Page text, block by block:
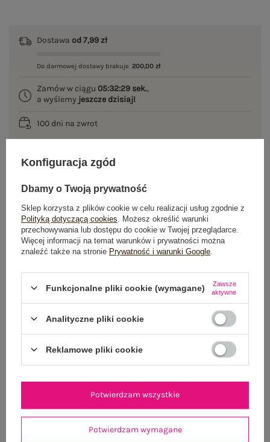
Dostawa od 7,99 zł
Do darmowej dostawy brakuje 200,00 zł
Zamów w ciągu 05:32:29 sek.,
a wyślemy jeszcze dzisiaj!
100 dni na zwrot
GŁÓWNE PARAMETRY
OPINIE O PRODUKCIE (1)
ZWROTY I REKLAMACJE
OSTATNIO OGLĄDANE
Zobacz wszystko
Konfiguracja zgód
Dbamy o Twoją prywatność
Sklep korzysta z plików cookie w celu realizacji usług zgodnie z
Polityką dotyczącą cookies . Możesz określić warunki
przechowywania lub dostępu do cookie w Twojej przeglądarce.
Więcej informacji na temat warunków i prywatności można
znaleźć także na stronie Prywatność i warunki Google
Funkcjonalne pliki cookie (wymagane)
Zawsze
aktywne
Analityczne pliki cookie
Reklamowe pliki cookie
Potwierdzam wymagane
Potwierdzam wszystkie